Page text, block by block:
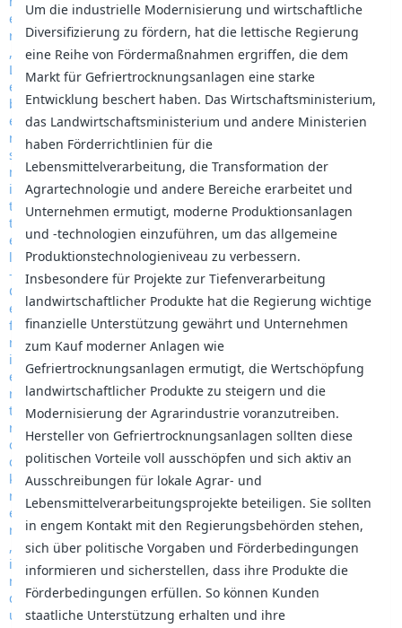
Um die industrielle Modernisierung und wirtschaftliche
Diversifizierung zu fördern, hat die lettische Regierung
eine Reihe von Fördermaßnahmen ergriffen, die dem
Markt für Gefriertrocknungsanlagen eine starke
Entwicklung beschert haben. Das Wirtschaftsministerium,
das Landwirtschaftsministerium und andere Ministerien
haben Förderrichtlinien für die
Lebensmittelverarbeitung, die Transformation der
Agrartechnologie und andere Bereiche erarbeitet und
Unternehmen ermutigt, moderne Produktionsanlagen
und -technologien einzuführen, um das allgemeine
Produktionstechnologieniveau zu verbessern.
Insbesondere für Projekte zur Tiefenverarbeitung
landwirtschaftlicher Produkte hat die Regierung wichtige
finanzielle Unterstützung gewährt und Unternehmen
zum Kauf moderner Anlagen wie
Gefriertrocknungsanlagen ermutigt, die Wertschöpfung
landwirtschaftlicher Produkte zu steigern und die
Modernisierung der Agrarindustrie voranzutreiben.
Hersteller von Gefriertrocknungsanlagen sollten diese
politischen Vorteile voll ausschöpfen und sich aktiv an
Ausschreibungen für lokale Agrar- und
Lebensmittelverarbeitungsprojekte beteiligen. Sie sollten
in engem Kontakt mit den Regierungsbehörden stehen,
sich über politische Vorgaben und Förderbedingungen
informieren und sicherstellen, dass ihre Produkte die
Förderbedingungen erfüllen. So können Kunden
staatliche Unterstützung erhalten und ihre